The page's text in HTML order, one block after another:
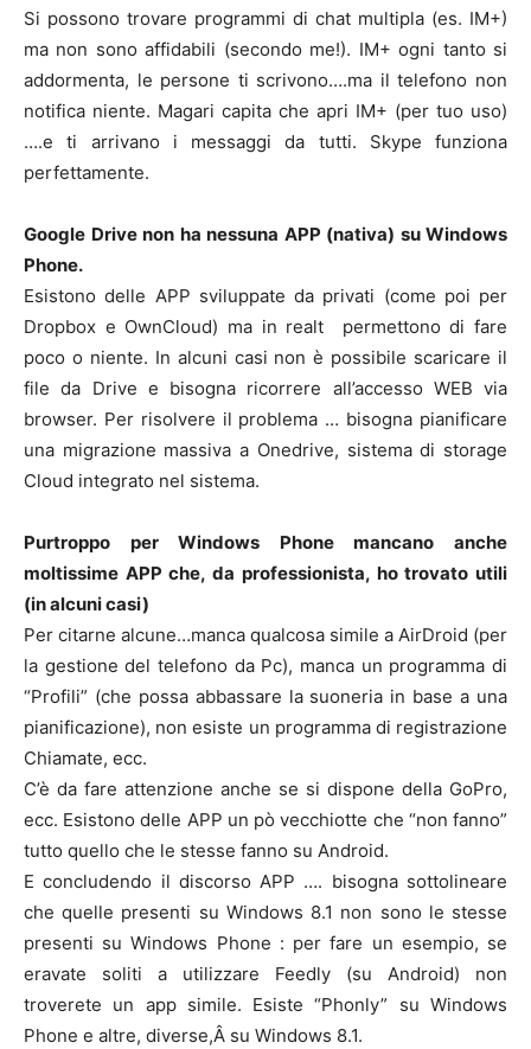
Si possono trovare programmi di chat multipla (es. IM+)
ma non sono affidabili (secondo me!). IM+ ogni tanto si
addormenta, le persone ti scrivono….ma il telefono non
notifica niente. Magari capita che apri IM+ (per tuo uso)
….e ti arrivano i messaggi da tutti. Skype funziona
perfettamente.
Google Drive non ha nessuna APP (nativa) su Windows
Phone.
Esistono delle APP sviluppate da privati (come poi per
Dropbox e OwnCloud) ma in realt permettono di fare
poco o niente. In alcuni casi non è possibile scaricare il
file da Drive e bisogna ricorrere all’accesso WEB via
browser. Per risolvere il problema … bisogna pianificare
una migrazione massiva a Onedrive, sistema di storage
Cloud integrato nel sistema.
Purtroppo per Windows Phone mancano anche
moltissime APP che, da professionista, ho trovato utili
(in alcuni casi)
Per citarne alcune…manca qualcosa simile a AirDroid (per
la gestione del telefono da Pc), manca un programma di
“Profili” (che possa abbassare la suoneria in base a una
pianificazione), non esiste un programma di registrazione
Chiamate, ecc.
C’è da fare attenzione anche se si dispone della GoPro,
ecc. Esistono delle APP un pò vecchiotte che “non fanno”
tutto quello che le stesse fanno su Android.
E concludendo il discorso APP …. bisogna sottolineare
che quelle presenti su Windows 8.1 non sono le stesse
presenti su Windows Phone : per fare un esempio, se
eravate soliti a utilizzare Feedly (su Android) non
troverete un app simile. Esiste “Phonly” su Windows
Phone e altre, diverse,Â su Windows 8.1.